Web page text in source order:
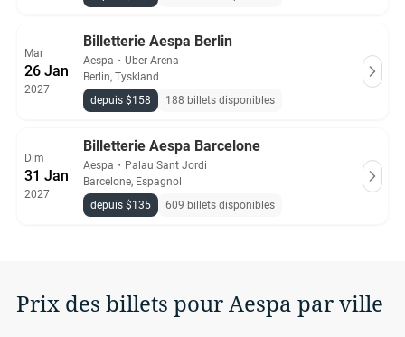
Mar
26 Jan
2027
Billetterie Aespa Berlin
Aespa ・ Uber Arena
Berlin, Tyskland
depuis $158
188 billets disponibles
Dim
31 Jan
2027
Billetterie Aespa Barcelone
Aespa ・ Palau Sant Jordi
Barcelone, Espagnol
depuis $135
609 billets disponibles
Prix des billets pour Aespa par ville